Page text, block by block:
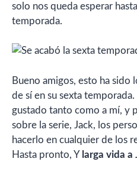
solo nos queda esperar
temporada.
Bueno amigos, esto ha sido
de sí en su sexta
gustado tanto como a mí, y
sobre la serie, Jack, los
hacerlo en cualquier de los
Hasta pronto, Y larga vida a